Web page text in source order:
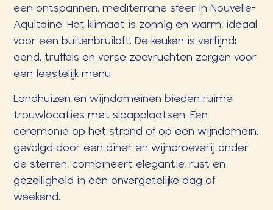
een ontspannen, mediterrane sfeer in Nouvelle-
Aquitaine. Het klimaat is zonnig en warm, ideaal
voor een buitenbruiloft. De keuken is verfijnd:
eend, truffels en verse zeevruchten zorgen voor
een feestelijk menu.
Landhuizen en wijndomeinen bieden ruime
trouwlocaties met slaapplaatsen. Een
ceremonie op het strand of op een wijndomein,
gevolgd door een diner en wijnproeverij onder
de sterren, combineert elegantie, rust en
gezelligheid in één onvergetelijke dag of
weekend.